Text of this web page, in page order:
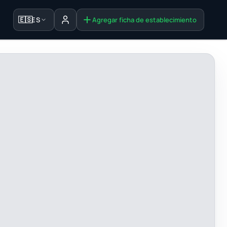
🇪🇸ES Iniciar sesiónAgregar ficha de establecimiento